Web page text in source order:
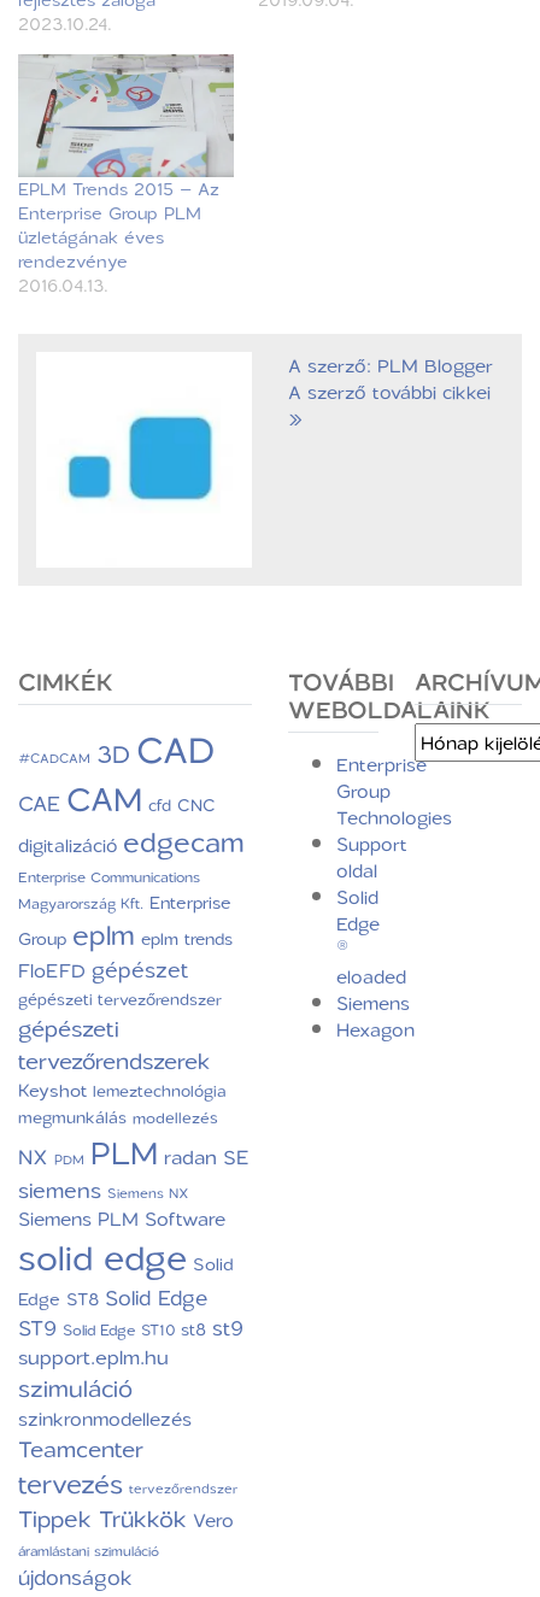
2023.10.24.
EPLM Trends 2015 – Az
Enterprise Group PLM
üzletágának éves
rendezvénye
2016.04.13.
A szerző: PLM Blogger
A szerző további cikkei
»
CIMKÉK
#CADCAM 3DCAD
CAE CAM cfd CNC
digitalizáció edgecam
Enterprise Communications
Magyarország Kft. Enterprise
Group eplm eplm trends
FloEFD gépészet
gépészeti tervezőrendszer
gépészeti
tervezőrendszerek
Keyshot lemeztechnológia
megmunkálás modellezés
NX PDM PLM radan SE
siemens Siemens NX
Siemens PLM Software
solid edge Solid
Edge ST8 Solid Edge
ST9 Solid Edge ST10 st8 st9
support.eplm.hu
szimuláció
szinkronmodellezés
Teamcenter
tervezés tervezőrendszer
Tippek Trükkök Vero
áramlástani szimuláció
újdonságok
TOVÁBBI
WEBOLDALAINK
Enterprise
Group
Technologies
Support
oldal
Solid
Edge
®
eloaded
Siemens
Hexagon
Archívum